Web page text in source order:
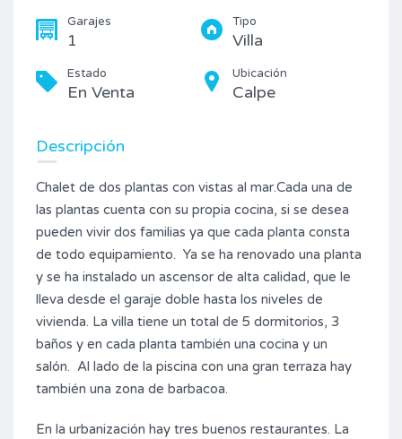
Garajes
1
Tipo
Villa
Estado
En Venta
Ubicación
Calpe
Descripción
Chalet de dos plantas con vistas al mar.Cada una de
las plantas cuenta con su propia cocina, si se desea
pueden vivir dos familias ya que cada planta consta
de todo equipamiento. Ya se ha renovado una planta
y se ha instalado un ascensor de alta calidad, que le
lleva desde el garaje doble hasta los niveles de
vivienda. La villa tiene un total de 5 dormitorios, 3
baños y en cada planta también una cocina y un
salón. Al lado de la piscina con una gran terraza hay
también una zona de barbacoa.
En la urbanización hay tres buenos restaurantes. La